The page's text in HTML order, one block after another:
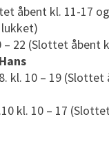
åbent kl. 11-17
– 22 (Slottet åbent
kl. 10 – 19 (Slottet
kl. 10 – 17